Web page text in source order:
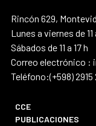
Rincón 629,
Lunes a viernes de 11
Sábados de 11 a 17 h
Correo electrónico :
Teléfono:(+598) 2915
CCE
PUBLICACIONES